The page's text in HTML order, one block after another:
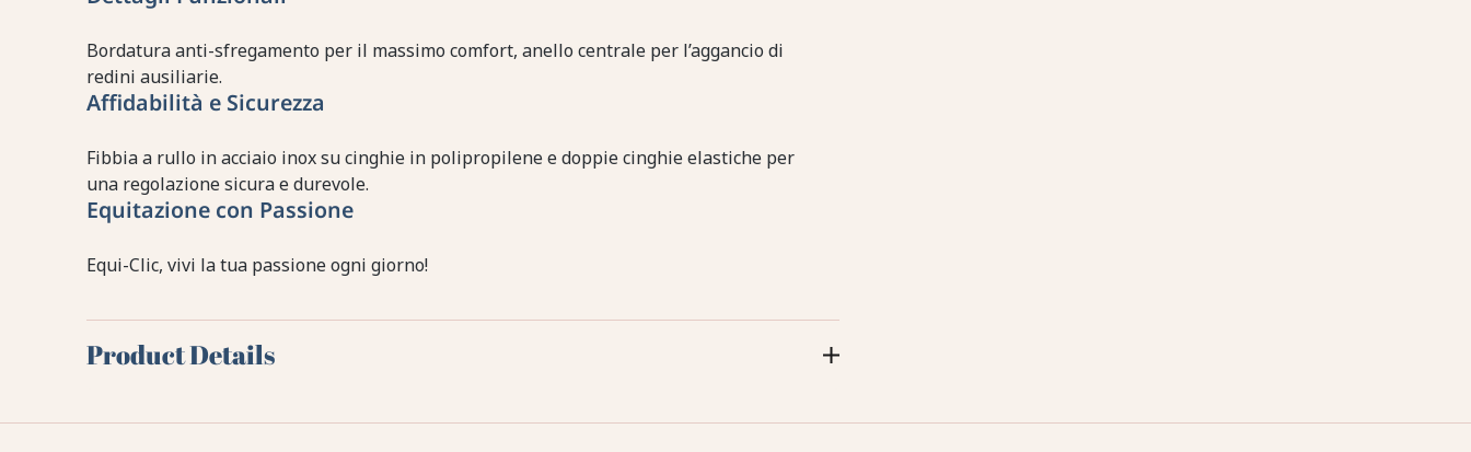
Bordatura anti-sfregamento per il massimo comfort, anello centrale per l’aggancio di
redini ausiliarie.
Affidabilità e Sicurezza
Fibbia a rullo in acciaio inox su cinghie in polipropilene e doppie cinghie elastiche per
una regolazione sicura e durevole.
Equitazione con Passione
Equi-Clic, vivi la tua passione ogni giorno!
Product Details